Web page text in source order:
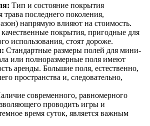
Тип и состояние покрытия
трава последнего поколения,
напрямую влияют на стоимость.
покрытия, пригодные для
использования, стоят дороже.
Стандартные размеры полей для мини-
или полноразмерные поля имеют
аренды. Большие поля, естественно,
пространства и, следовательно,
современного, равномерного
проводить игры и
время суток, является важным